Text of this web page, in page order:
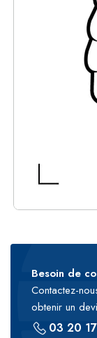
Besoin de
Contactez-
obtenir un
03 20